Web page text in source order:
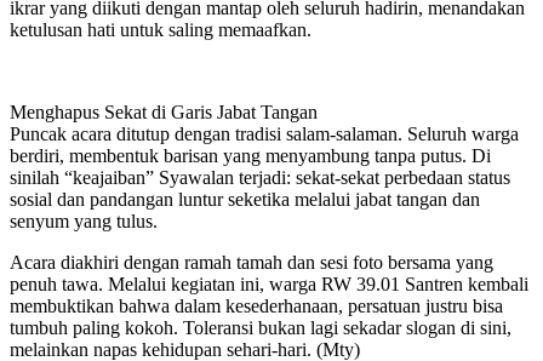
ikrar yang diikuti dengan mantap oleh seluruh hadirin, menandakan
ketulusan hati untuk saling memaafkan.
Menghapus Sekat di Garis Jabat Tangan
Puncak acara ditutup dengan tradisi salam-salaman. Seluruh warga
berdiri, membentuk barisan yang menyambung tanpa putus. Di
sinilah “keajaiban” Syawalan terjadi: sekat-sekat perbedaan status
sosial dan pandangan luntur seketika melalui jabat tangan dan
senyum yang tulus.
Acara diakhiri dengan ramah tamah dan sesi foto bersama yang
penuh tawa. Melalui kegiatan ini, warga RW 39.01 Santren kembali
membuktikan bahwa dalam kesederhanaan, persatuan justru bisa
tumbuh paling kokoh. Toleransi bukan lagi sekadar slogan di sini,
melainkan napas kehidupan sehari-hari. (Mty)